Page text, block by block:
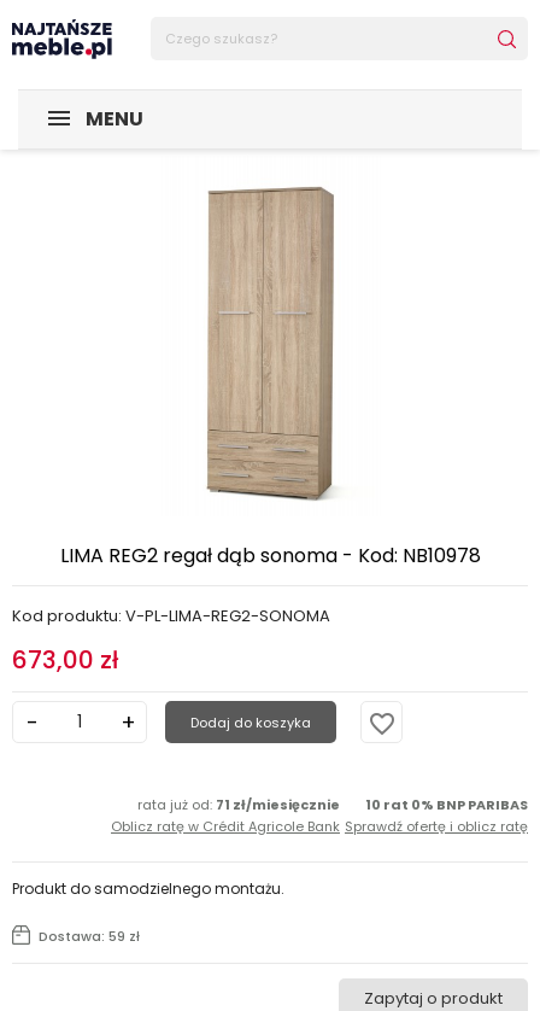
MENU
Sklep Najtańsze-meble
LIMA REG2 regał dąb sonoma - Kod: NB10978
Kod produktu: V-PL-LIMA-REG2-SONOMA
673,00 zł
Dodaj do koszyka favorite_border
rata już od: 71 zł/miesięcznie
Oblicz ratę w Crédit Agricole Bank
10 rat 0% BNP PARIBAS
Sprawdź ofertę i oblicz ratę
Zapytaj o produkt
Dostawa: 59 zł
Produkt do samodzielnego montażu.